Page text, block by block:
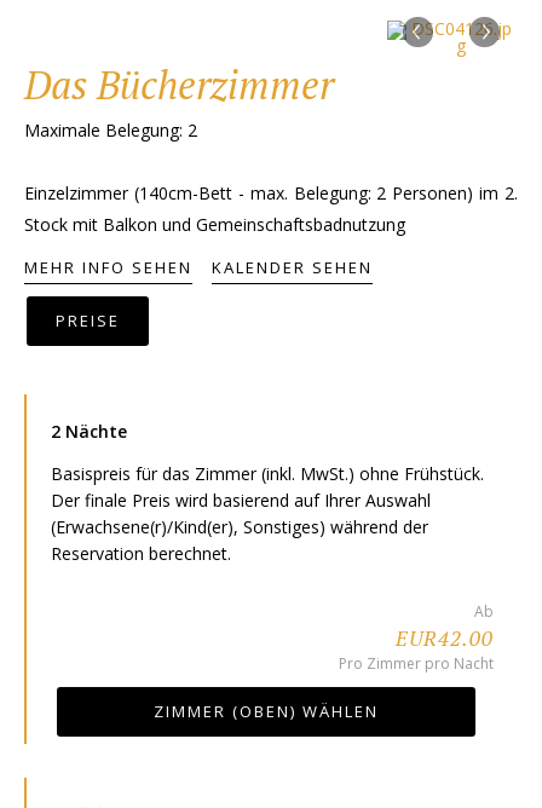
‹ ›
Das Bücherzimmer
Maximale Belegung: 2
Einzelzimmer (140cm-Bett - max. Belegung: 2 Personen) im 2.
Stock mit Balkon und Gemeinschaftsbadnutzung
MEHR INFO SEHEN KALENDER SEHEN
PREISE
2 Nächte
Basispreis für das Zimmer (inkl. MwSt.) ohne Frühstück.
Der finale Preis wird basierend auf Ihrer Auswahl
(Erwachsene(r)/Kind(er), Sonstiges) während der
Reservation berechnet.
Ab
EUR42.00
Pro Zimmer pro Nacht
ZIMMER (OBEN) WÄHLEN